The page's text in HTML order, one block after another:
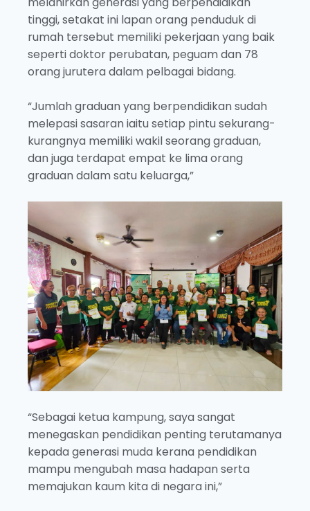
tinggi, setakat ini lapan orang penduduk di
rumah tersebut memiliki pekerjaan yang baik
seperti doktor perubatan, peguam dan 78
orang jurutera dalam pelbagai bidang.
“Jumlah graduan yang berpendidikan sudah
melepasi sasaran iaitu setiap pintu sekurang-
kurangnya memiliki wakil seorang graduan,
dan juga terdapat empat ke lima orang
graduan dalam satu keluarga,”
“Sebagai ketua kampung, saya sangat
menegaskan pendidikan penting terutamanya
kepada generasi muda kerana pendidikan
mampu mengubah masa hadapan serta
memajukan kaum kita di negara ini,”